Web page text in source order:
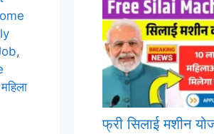
,
महिला
फ्री सिलाई मशीन